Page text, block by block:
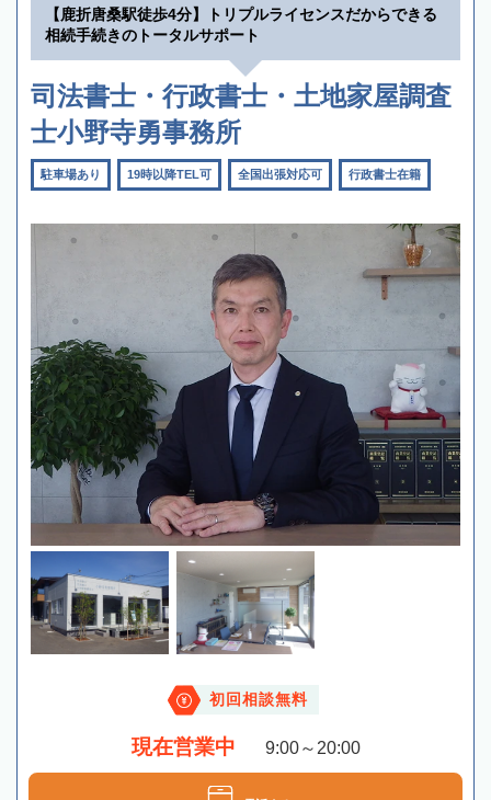
【鹿折唐桑駅徒歩4分】トリプルライセンスだからできる
相続手続きのトータルサポート
司法書士・行政書士・土地家屋調査
士小野寺勇事務所
駐車場あり 19時以降TEL可 全国出張対応可 行政書士在籍
初回相談無料
現在営業中 9:00～20:00